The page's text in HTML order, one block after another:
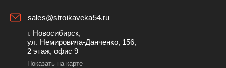
sales@stroikaveka54.ru
г. Новосибирск,
ул. Немировича-Данченко, 156,
2 этаж, офис 9
Показать на карте